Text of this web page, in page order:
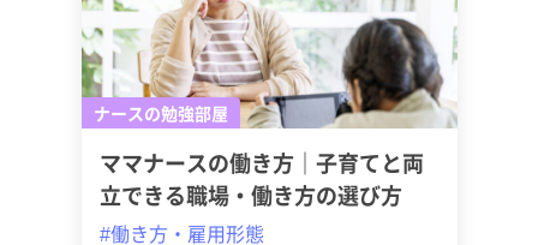
ナースの勉強部屋
ママナースの働き方｜子育てと両
立できる職場・働き方の選び方
#働き方・雇用形態